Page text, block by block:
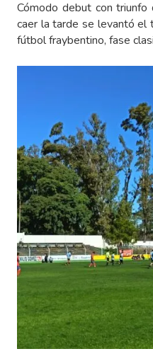
Cómodo debut con
caer la tarde se levantó el
fútbol fraybentino, fase